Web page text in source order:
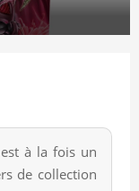
à la fois un
de collection